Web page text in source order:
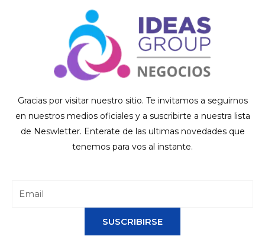
Gracias por visitar nuestro sitio. Te invitamos a seguirnos
en nuestros medios oficiales y a suscribirte a nuestra lista
de Neswletter. Enterate de las ultimas novedades que
tenemos para vos al instante.
SUSCRIBIRSE